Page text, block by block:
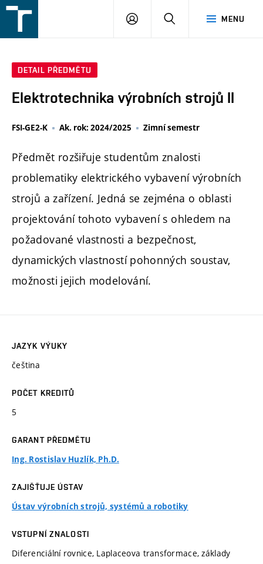
v
MENU
PŘIHLÁŠENÍ
DETAIL PŘEDMĚTU
Elektrotechnika výrobních strojů II
FSI-GE2-K Ak. rok: 2024/2025 Zimní semestr
Předmět rozšiřuje studentům znalosti
problematiky elektrického vybavení výrobních
strojů a zařízení. Jedná se zejména o oblasti
projektování tohoto vybavení s ohledem na
požadované vlastnosti a bezpečnost,
dynamických vlastností pohonných soustav,
možnosti jejich modelování.
JAZYK VÝUKY
čeština
POČET KREDITŮ
5
GARANT PŘEDMĚTU
Ing. Rostislav Huzlík, Ph.D.
ZAJIŠŤUJE ÚSTAV
Ústav výrobních strojů, systémů a robotiky
VSTUPNÍ ZNALOSTI
Diferenciální rovnice, Laplaceova transformace, základy